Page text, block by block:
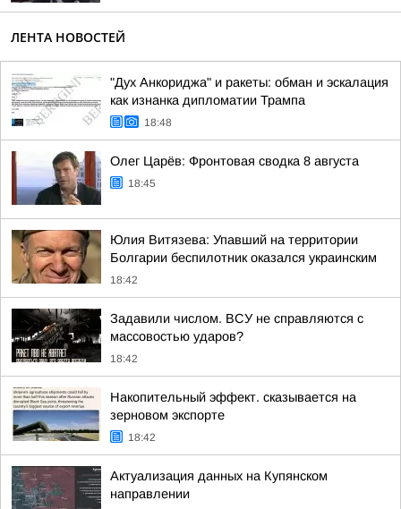
ЛЕНТА НОВОСТЕЙ
"Дух Анкориджа" и ракеты: обман и эскалация
как изнанка дипломатии Трампа
18:48
Олег Царёв: Фронтовая сводка 8 августа
18:45
Юлия Витязева: Упавший на территории
Болгарии беспилотник оказался украинским
18:42
Задавили числом. ВСУ не справляются с
массовостью ударов?
18:42
Накопительный эффект. сказывается на
зерновом экспорте
18:42
Актуализация данных на Купянском
направлении